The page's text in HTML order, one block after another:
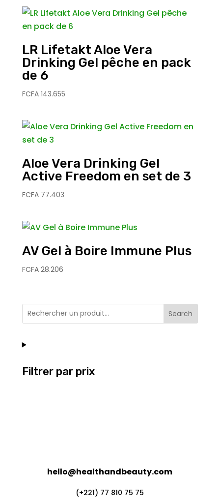
LR Lifetakt Aloe Vera
Drinking Gel pêche en pack
de 6
FCFA143.655
Aloe Vera Drinking Gel
Active Freedom en set de 3
FCFA77.403
AV Gel à Boire Immune Plus
FCFA28.206
Search
Filtrer par prix
hello@healthandbeauty.com
(+221) 77 810 75 75